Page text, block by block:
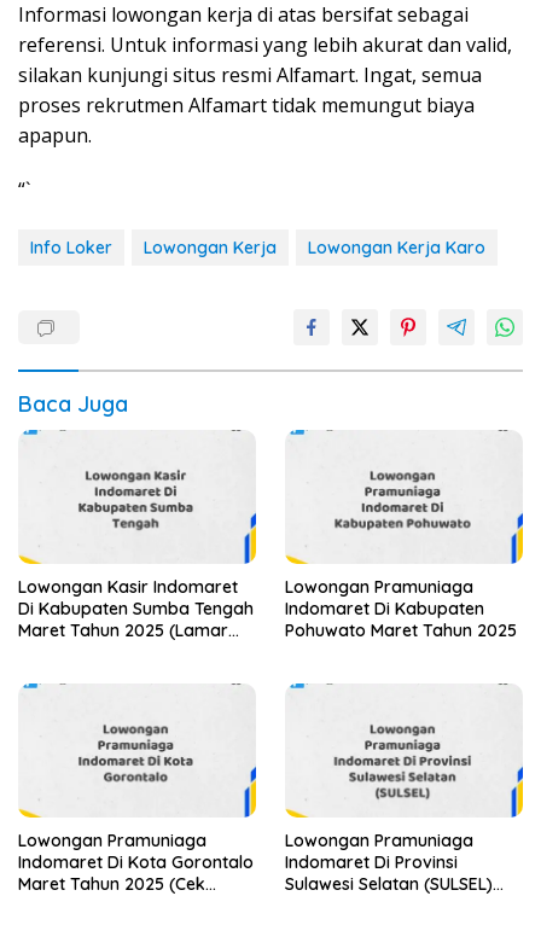
Informasi lowongan kerja di atas bersifat sebagai
referensi. Untuk informasi yang lebih akurat dan valid,
silakan kunjungi situs resmi Alfamart. Ingat, semua
proses rekrutmen Alfamart tidak memungut biaya
apapun.
“`
Info Loker Lowongan Kerja Lowongan Kerja Karo
Baca Juga
Lowongan Kasir Indomaret
Di Kabupaten Sumba Tengah
Maret Tahun 2025 (Lamar
Lowongan Pramuniaga
Indomaret Di Kabupaten
Pohuwato Maret Tahun 2025
Lowongan Pramuniaga
Indomaret Di Kota Gorontalo
Maret Tahun 2025 (Cek
Lowongan Pramuniaga
Indomaret Di Provinsi
Sulawesi Selatan (SULSEL)